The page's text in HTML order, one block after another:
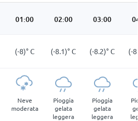
01:00 02:00 03:00
(-8)°C (-8.1)°C (-8.2)°C (-
Neve
moderata
Pioggia
gelata
leggera
Pioggia
gelata
leggera